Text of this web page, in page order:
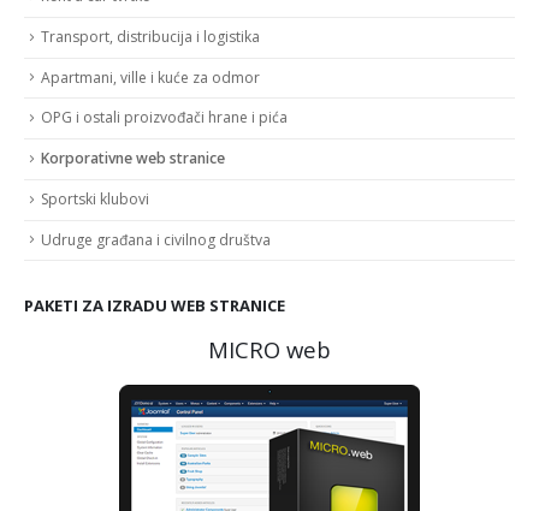
Transport, distribucija i logistika
Apartmani, ville i kuće za odmor
OPG i ostali proizvođači hrane i pića
Korporativne web stranice
Sportski klubovi
Udruge građana i civilnog društva
PAKETI ZA IZRADU WEB STRANICE
MICRO web